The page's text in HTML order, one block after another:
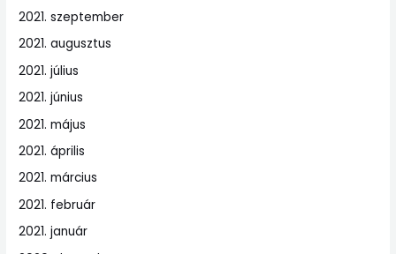
2021. szeptember
2021. augusztus
2021. július
2021. június
2021. május
2021. április
2021. március
2021. február
2021. január